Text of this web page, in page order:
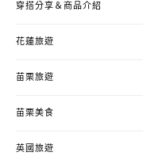
穿搭分享＆商品介紹
花蓮旅遊
苗栗旅遊
苗栗美食
英國旅遊